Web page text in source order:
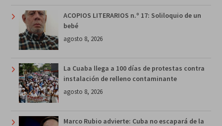
ACOPIOS LITERARIOS n.º 17: Soliloquio de un
bebé
agosto 8, 2026
La Cuaba llega a 100 días de protestas contra
instalación de relleno contaminante
agosto 8, 2026
Marco Rubio advierte: Cuba no escapará de la